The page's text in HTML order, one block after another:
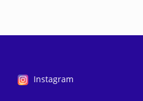
Instagram